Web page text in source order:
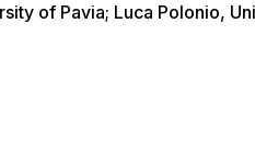
of Pavia; Luca Polonio,